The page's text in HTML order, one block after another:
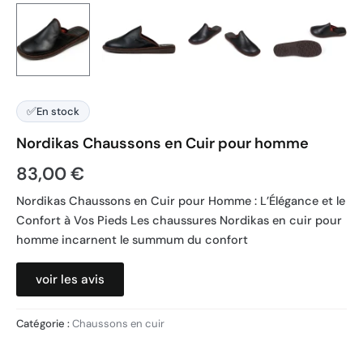
✅En stock
Nordikas Chaussons en Cuir pour homme
83,00€
Nordikas Chaussons en Cuir pour Homme : L’Élégance et le
Confort à Vos Pieds Les chaussures Nordikas en cuir pour
homme incarnent le summum du confort
voir les avis
Catégorie :Chaussons en cuir